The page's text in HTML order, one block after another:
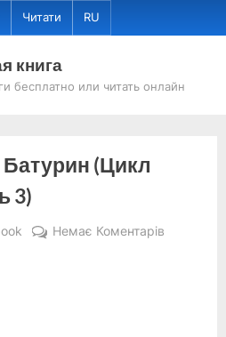
Читати RU
книга
бесплатно или читать онлайн
(Цикл
3)
Немає Коментарівдо